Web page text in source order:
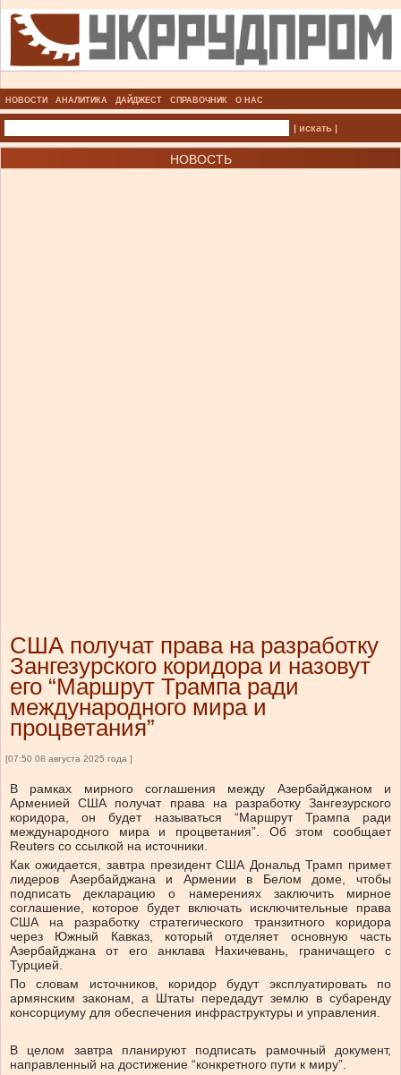
НОВОСТИ АНАЛИТИКА ДАЙДЖЕСТ СПРАВОЧНИК О НАС
| искать |
НОВОСТЬ
США получат права на разработку
Зангезурского коридора и назовут
его “Маршрут Трампа ради
международного мира и
процветания”
[07:50 08 августа 2025 года ]
В рамках мирного соглашения между Азербайджаном и
Арменией США получат права на разработку Зангезурского
коридора, он будет называться “Маршрут Трампа ради
международного мира и процветания”. Об этом сообщает
Reuters со ссылкой на источники.
Как ожидается, завтра президент США Дональд Трамп примет
лидеров Азербайджана и Армении в Белом доме, чтобы
подписать декларацию о намерениях заключить мирное
соглашение, которое будет включать исключительные права
США на разработку стратегического транзитного коридора
через Южный Кавказ, который отделяет основную часть
Азербайджана от его анклава Нахичевань, граничащего с
Турцией.
По словам источников, коридор будут эксплуатировать по
армянским законам, а Штаты передадут землю в субаренду
консорциуму для обеспечения инфраструктуры и управления.
В целом завтра планируют подписать рамочный документ,
направленный на достижение “конкретного пути к миру”.